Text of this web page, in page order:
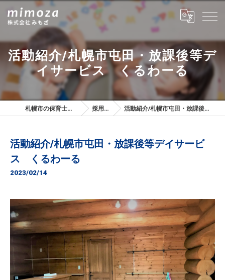
活動紹介/札幌市屯田・放課後等デ
イサービス くるわーる
札幌市の保育士は株式会社みもざ 採用ブログ 活動紹介/札幌市屯田・放課後等デイサービス くるわーる
活動紹介/札幌市屯田・放課後等デイサービ
ス くるわーる
2023/02/14